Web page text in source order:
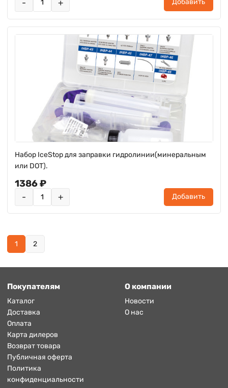
- + Добавить
Набор IceStop для заправки гидролинии(минеральным
или DOT).
1386 ₽
- + Добавить
1 2
Покупателям
Каталог
Доставка
Оплата
Карта дилеров
Возврат товара
Публичная оферта
Политика
конфиденциальности
О компании
Новости
О нас